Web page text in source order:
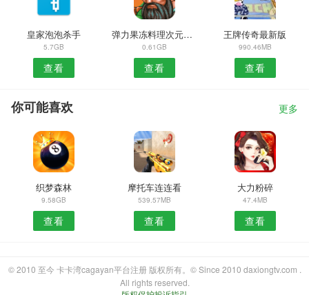
皇家泡泡杀手
5.7GB
查看
弹力果冻料理次元联动版本
0.61GB
查看
王牌传奇最新版
990.46MB
查看
你可能喜欢 更多
织梦森林
9.58GB
查看
摩托车连连看
539.57MB
查看
大力粉碎
47.4MB
查看
© 2010 至今 卡卡湾cagayan平台注册 版权所有。© Since 2010 daxiongtv.com .
All rights reserved.